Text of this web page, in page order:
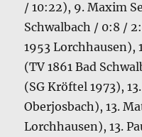
/ 10:22), 9. Maxim
Schwalbach / 0:8 /
1953 Lorchhausen),
(TV 1861 Bad
(SG Kröftel 1973),
Oberjosbach), 13.
Lorchhausen), 13.